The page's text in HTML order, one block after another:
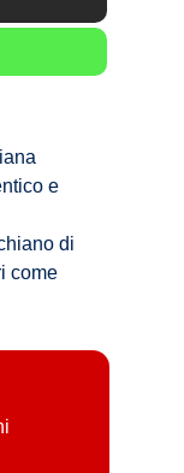
e
di
come